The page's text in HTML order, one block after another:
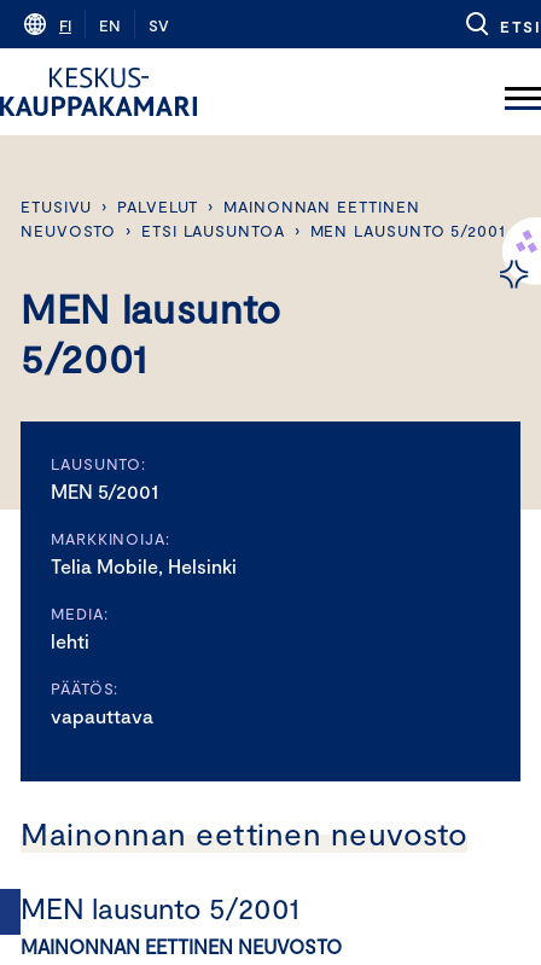
Skip
content
FI EN SV ETSI
ETUSIVU › PALVELUT ›
MAINONNAN EETTINEN
NEUVOSTO
› ETSI LAUSUNTOA › MEN LAUSUNTO 5/2001
MEN lausunto
5/2001
LAUSUNTO:
MEN 5/2001
MARKKINOIJA:
Telia Mobile, Helsinki
MEDIA:
lehti
PÄÄTÖS:
vapauttava
Mainonnan eettinen neuvosto
MEN lausunto 5/2001
MAINONNAN EETTINEN NEUVOSTO